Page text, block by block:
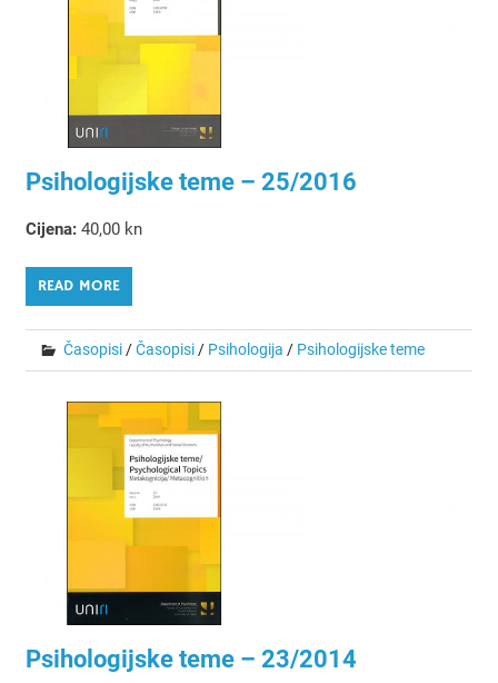
Psihologijske teme – 25/2016
Cijena:40,00 kn
READ MORE
Časopisi/Časopisi/ Psihologija / Psihologijske teme
Psihologijske teme – 23/2014